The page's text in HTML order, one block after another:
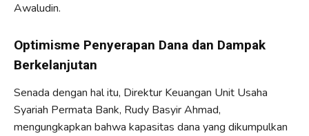
Awaludin.
Optimisme Penyerapan Dana dan Dampak
Berkelanjutan
Senada dengan hal itu, Direktur Keuangan Unit Usaha
Syariah Permata Bank, Rudy Basyir Ahmad,
mengungkapkan bahwa kapasitas dana yang dikumpulkan